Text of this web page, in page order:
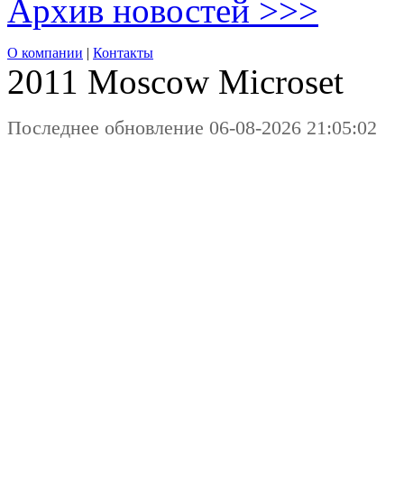
Архив новостей >>>
О компании | Контакты
2011 Moscow Microset
Последнее обновление 06-08-2026 21:05:02